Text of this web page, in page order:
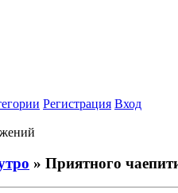
Регистрация Вход
» Приятного